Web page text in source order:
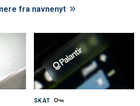
fra navnenyt
SKAT